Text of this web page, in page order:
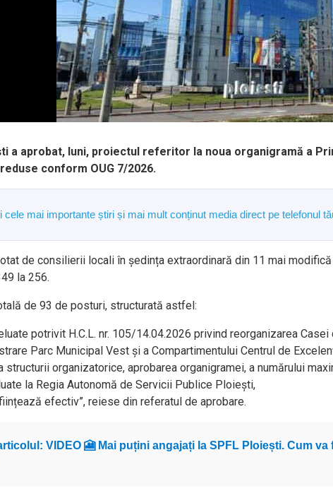
a aprobat, luni, proiectul referitor la noua organigramă a
conform OUG 7/2026.
cele mai importante știri și mai mult conținut media direct pe telefonul
de consilierii locali în ședința extraordinară din 11 mai
la 256.
de 93 de posturi, structurată astfel:
potrivit H.C.L. nr. 105/14.04.2026 privind reorganizarea
Parc Municipal Vest și a Compartimentului Centrul de
structurii organizatorice, aprobarea organigramei, a numărului
la Regia Autonomă de Servicii Publice Ploieşti,
efectiv”, reiese din referatul de aprobare.
VIDEO 🎦 Mai puțini angajați la SPFL Ploiești. Cum